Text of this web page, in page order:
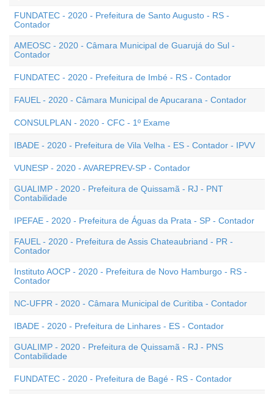
FUNDATEC - 2020 - Prefeitura de Santo Augusto - RS -
Contador
AMEOSC - 2020 - Câmara Municipal de Guarujá do Sul -
Contador
FUNDATEC - 2020 - Prefeitura de Imbé - RS - Contador
FAUEL - 2020 - Câmara Municipal de Apucarana - Contador
CONSULPLAN - 2020 - CFC - 1º Exame
IBADE - 2020 - Prefeitura de Vila Velha - ES - Contador - IPVV
VUNESP - 2020 - AVAREPREV-SP - Contador
GUALIMP - 2020 - Prefeitura de Quissamã - RJ - PNT
Contabilidade
IPEFAE - 2020 - Prefeitura de Águas da Prata - SP - Contador
FAUEL - 2020 - Prefeitura de Assis Chateaubriand - PR -
Contador
Instituto AOCP - 2020 - Prefeitura de Novo Hamburgo - RS -
Contador
NC-UFPR - 2020 - Câmara Municipal de Curitiba - Contador
IBADE - 2020 - Prefeitura de Linhares - ES - Contador
GUALIMP - 2020 - Prefeitura de Quissamã - RJ - PNS
Contabilidade
FUNDATEC - 2020 - Prefeitura de Bagé - RS - Contador